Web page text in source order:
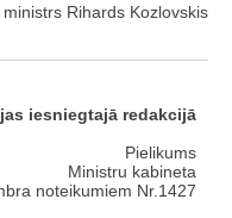
Rihards Kozlovskis
iesniegtajā redakcijā
Pielikums
Ministru kabineta
noteikumiem Nr.1427